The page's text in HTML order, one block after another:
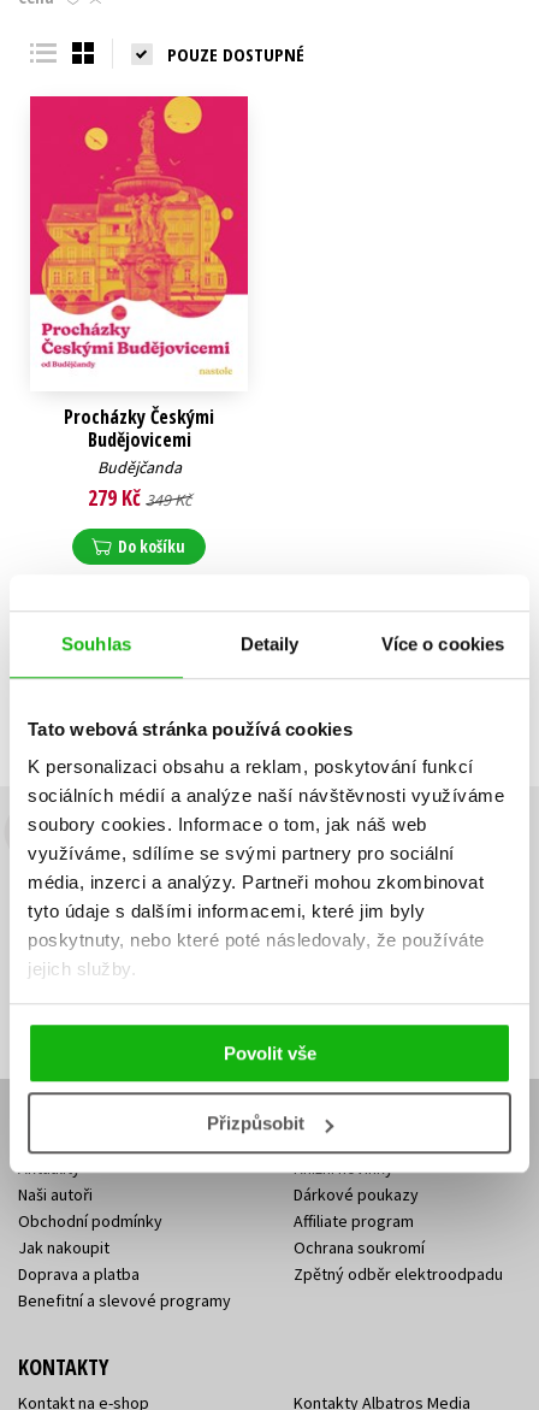
Souhlas Detaily Více o cookies
Tato webová stránka používá cookies
K personalizaci obsahu a reklam, poskytování funkcí
sociálních médií a analýze naší návštěvnosti využíváme
soubory cookies. Informace o tom, jak náš web
využíváme, sdílíme se svými partnery pro sociální
média, inzerci a analýzy. Partneři mohou zkombinovat
tyto údaje s dalšími informacemi, které jim byly
poskytnuty, nebo které poté následovaly, že používáte
jejich služby.
Povolit vše
Přizpůsobit
Young adult (SK)
POUZE DOSTUPNÉ
Procházky Českými
Budějovicemi
Budějčanda
279 Kč 349 Kč
Do košíku
Zobraz záznamů
Zobrazuji 1 až 1 z celkem 1 záznamů
Předchozí Další
Budete to vědět jako první!
Zajímá Vás, jaký knižní hit právě vychází, na jaké zboží je výhodná
sleva, jaká běží soutěž o ceny? Přihlášením k odběru našich e-
mailových novineksouhlasíte se zpracováním osobních údajů.
Vaše e-
mailová
Vaše e-
mailová
Vaše e-mailová adresa Přihlásit se
Aktuality
Naši autoři
Obchodní podmínky
Jak nakoupit
Doprava a platba
Benefitní a slevové programy
Knižní novinky
Dárkové poukazy
Affiliate program
Ochrana soukromí
Zpětný odběr elektroodpadu
KONTAKTY
Kontakt na e-shop
Kontakty Albatros Media